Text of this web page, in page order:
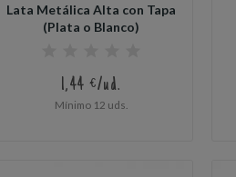
Lata Metálica Alta con Tapa
(Plata o Blanco)
1,44 €/ud.
Mínimo 12 uds.